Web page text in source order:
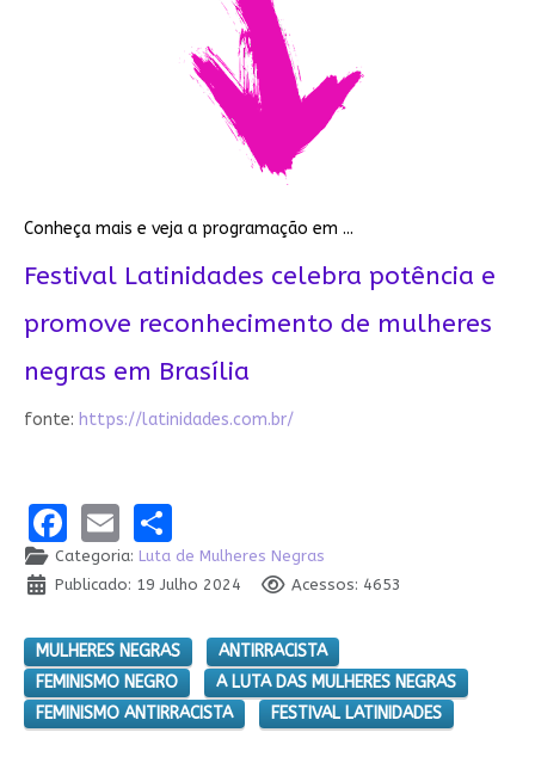
Conheça mais e veja a programação em ...
Festival Latinidades celebra potência e
promove reconhecimento de mulheres
negras em Brasília
fonte: https://latinidades.com.br/
Facebook
EmailShare
Categoria: Luta de Mulheres Negras
Publicado: 19 Julho 2024
Acessos: 4653
MULHERES NEGRAS
ANTIRRACISTA
FEMINISMO NEGRO
A LUTA DAS MULHERES NEGRAS
FEMINISMO ANTIRRACISTA
FESTIVAL LATINIDADES